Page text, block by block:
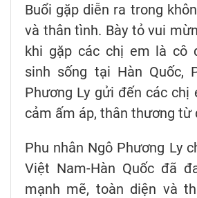
Buổi gặp diễn ra trong
và thân tình. Bày tỏ vui
khi gặp các chị em là cô
sinh sống tại Hàn Quốc,
Phương Ly gửi đến các chị
cảm ấm áp, thân thương từ
Phu nhân Ngô Phương Ly
Việt Nam-Hàn Quốc đã
mạnh mẽ, toàn diện và